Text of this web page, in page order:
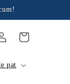
pat
Coș